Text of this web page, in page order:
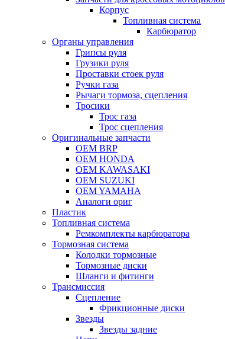
Корпус
Топливная система
Карбюратор
Органы управления
Грипсы руля
Грузики руля
Проставки стоек руля
Ручки газа
Рычаги тормоза, сцепления
Тросики
Трос газа
Трос сцепления
Оригинальные запчасти
OEM BRP
OEM HONDA
OEM KAWASAKI
OEM SUZUKI
OEM YAMAHA
Аналоги ориг
Пластик
Топливная система
Ремкомплекты карбюратора
Тормозная система
Колодки тормозные
Тормозные диски
Шланги и фитинги
Трансмиссия
Cцепление
Фрикционные диски
Звезды
Звезды задние